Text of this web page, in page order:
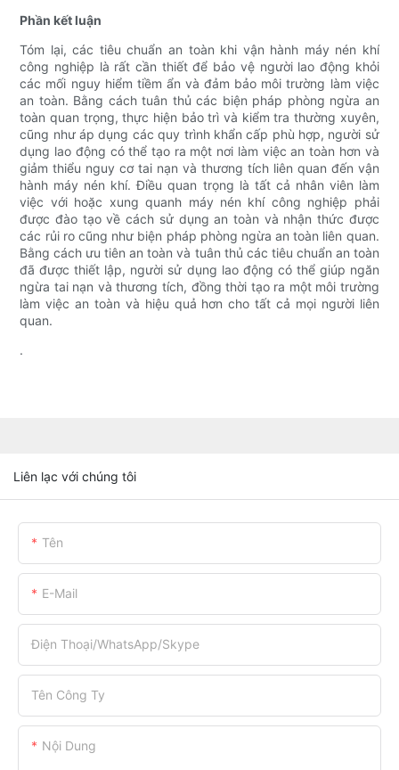
Phần kết luận
Tóm lại, các tiêu chuẩn an toàn khi vận hành máy nén khí
công nghiệp là rất cần thiết để bảo vệ người lao động khỏi
các mối nguy hiểm tiềm ẩn và đảm bảo môi trường làm việc
an toàn. Bằng cách tuân thủ các biện pháp phòng ngừa an
toàn quan trọng, thực hiện bảo trì và kiểm tra thường xuyên,
cũng như áp dụng các quy trình khẩn cấp phù hợp, người sử
dụng lao động có thể tạo ra một nơi làm việc an toàn hơn và
giảm thiểu nguy cơ tai nạn và thương tích liên quan đến vận
hành máy nén khí. Điều quan trọng là tất cả nhân viên làm
việc với hoặc xung quanh máy nén khí công nghiệp phải
được đào tạo về cách sử dụng an toàn và nhận thức được
các rủi ro cũng như biện pháp phòng ngừa an toàn liên quan.
Bằng cách ưu tiên an toàn và tuân thủ các tiêu chuẩn an toàn
đã được thiết lập, người sử dụng lao động có thể giúp ngăn
ngừa tai nạn và thương tích, đồng thời tạo ra một môi trường
làm việc an toàn và hiệu quả hơn cho tất cả mọi người liên
quan.
.
Liên lạc với chúng tôi
Tên
E-Mail
Điện Thoại/WhatsApp/Skype
Tên Công Ty
Nội Dung